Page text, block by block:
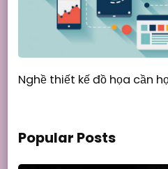
Nghề thiết kế đồ họa cần
Popular Posts